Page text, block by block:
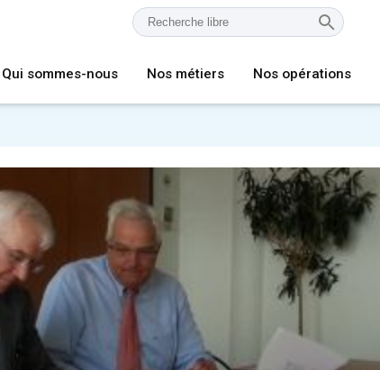
Qui sommes-nous Nos métiers Nos opérations